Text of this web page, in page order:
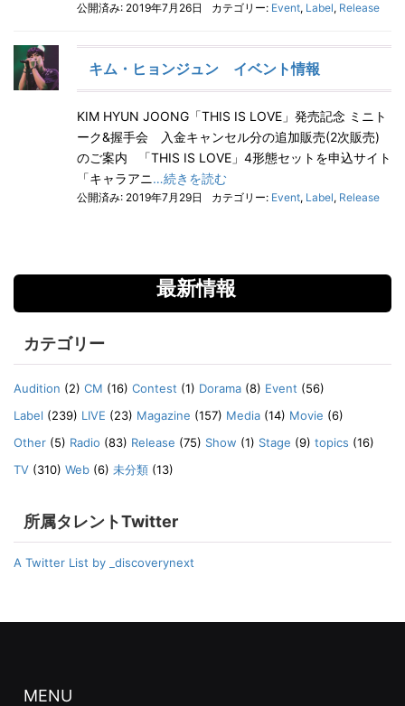
公開済み: 2019年7月26日 カテゴリー: Event, Label, Release
キム・ヒョンジュン イベント情報
KIM HYUN JOONG「THIS IS LOVE」発売記念 ミニト
ーク&握手会 入金キャンセル分の追加販売(2次販売)
のご案内 「THIS IS LOVE」4形態セットを申込サイト
「キャラアニ…続きを読む
公開済み: 2019年7月29日 カテゴリー: Event, Label, Release
最新情報
カテゴリー
Audition (2) CM (16) Contest (1) Dorama (8) Event (56)
Label (239) LIVE (23) Magazine (157) Media (14) Movie (6)
Other (5) Radio (83) Release (75) Show (1) Stage (9) topics (16)
TV (310) Web (6) 未分類 (13)
所属タレントTwitter
A Twitter List by _discoverynext
MENU